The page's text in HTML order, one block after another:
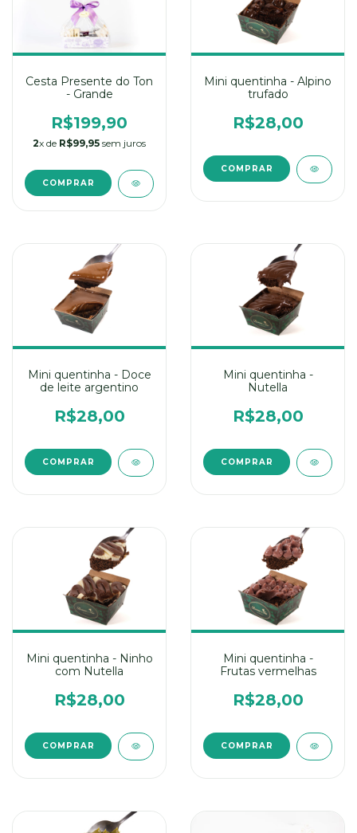
Cesta Presente do Ton
- Grande
R$199,90
2x de R$99,95 sem juros
COMPRAR
Mini quentinha - Alpino
trufado
R$28,00
Mini quentinha - Doce
de leite argentino
R$28,00
Mini quentinha -
Nutella
R$28,00
Mini quentinha - Ninho
com Nutella
R$28,00
Mini quentinha -
Frutas vermelhas
R$28,00